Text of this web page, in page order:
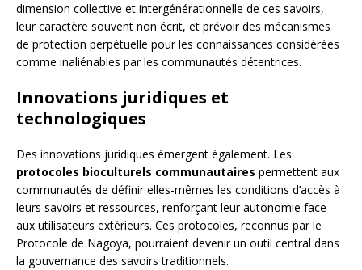
dimension collective et intergénérationnelle de ces savoirs,
leur caractère souvent non écrit, et prévoir des mécanismes
de protection perpétuelle pour les connaissances considérées
comme inaliénables par les communautés détentrices.
Innovations juridiques et
technologiques
Des innovations juridiques émergent également. Les
protocoles bioculturels communautaires permettent aux
communautés de définir elles-mêmes les conditions d’accès à
leurs savoirs et ressources, renforçant leur autonomie face
aux utilisateurs extérieurs. Ces protocoles, reconnus par le
Protocole de Nagoya, pourraient devenir un outil central dans
la gouvernance des savoirs traditionnels.